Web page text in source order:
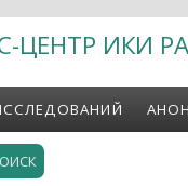
ЦЕНТР ИКИ